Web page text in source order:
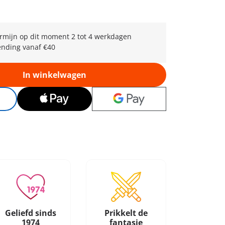
op dit moment 2 tot 4 werkdagen
vanaf €40
In winkelwagen
Geliefd sinds
1974
Prikkelt de
fantasie